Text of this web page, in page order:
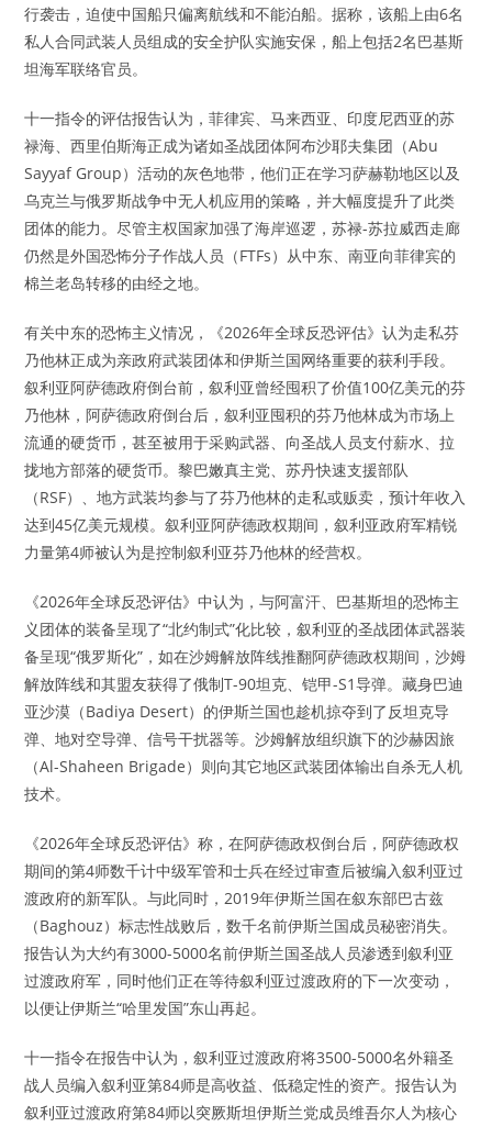
行袭击，迫使中国船只偏离航线和不能泊船。据称，该船上由6名
私人合同武装人员组成的安全护队实施安保，船上包括2名巴基斯
坦海军联络官员。
十一指令的评估报告认为，菲律宾、马来西亚、印度尼西亚的苏
禄海、西里伯斯海正成为诸如圣战团体阿布沙耶夫集团（Abu
Sayyaf Group）活动的灰色地带，他们正在学习萨赫勒地区以及
乌克兰与俄罗斯战争中无人机应用的策略，并大幅度提升了此类
团体的能力。尽管主权国家加强了海岸巡逻，苏禄-苏拉威西走廊
仍然是外国恐怖分子作战人员（FTFs）从中东、南亚向菲律宾的
棉兰老岛转移的由经之地。
有关中东的恐怖主义情况，《2026年全球反恐评估》认为走私芬
乃他林正成为亲政府武装团体和伊斯兰国网络重要的获利手段。
叙利亚阿萨德政府倒台前，叙利亚曾经囤积了价值100亿美元的芬
乃他林，阿萨德政府倒台后，叙利亚囤积的芬乃他林成为市场上
流通的硬货币，甚至被用于采购武器、向圣战人员支付薪水、拉
拢地方部落的硬货币。黎巴嫩真主党、苏丹快速支援部队
（RSF）、地方武装均参与了芬乃他林的走私或贩卖，预计年收入
达到45亿美元规模。叙利亚阿萨德政权期间，叙利亚政府军精锐
力量第4师被认为是控制叙利亚芬乃他林的经营权。
《2026年全球反恐评估》中认为，与阿富汗、巴基斯坦的恐怖主
义团体的装备呈现了“北约制式”化比较，叙利亚的圣战团体武器装
备呈现“俄罗斯化”，如在沙姆解放阵线推翻阿萨德政权期间，沙姆
解放阵线和其盟友获得了俄制T-90坦克、铠甲-S1导弹。藏身巴迪
亚沙漠（Badiya Desert）的伊斯兰国也趁机掠夺到了反坦克导
弹、地对空导弹、信号干扰器等。沙姆解放组织旗下的沙赫因旅
（Al-Shaheen Brigade）则向其它地区武装团体输出自杀无人机
技术。
《2026年全球反恐评估》称，在阿萨德政权倒台后，阿萨德政权
期间的第4师数千计中级军管和士兵在经过审查后被编入叙利亚过
渡政府的新军队。与此同时，2019年伊斯兰国在叙东部巴古兹
（Baghouz）标志性战败后，数千名前伊斯兰国成员秘密消失。
报告认为大约有3000-5000名前伊斯兰国圣战人员渗透到叙利亚
过渡政府军，同时他们正在等待叙利亚过渡政府的下一次变动，
以便让伊斯兰“哈里发国”东山再起。
十一指令在报告中认为，叙利亚过渡政府将3500-5000名外籍圣
战人员编入叙利亚第84师是高收益、低稳定性的资产。报告认为
叙利亚过渡政府第84师以突厥斯坦伊斯兰党成员维吾尔人为核心